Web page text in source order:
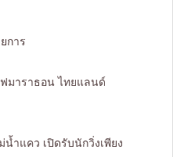
การ
ฟมาราธอน ไทยแลนด์
ำแคว เปิดรับนักวิ่งเพียง